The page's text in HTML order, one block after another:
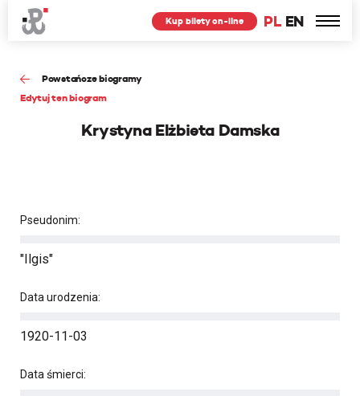
PL EN
Kup bilety on-line
Powstańcze biogramy
Edytuj ten biogram
Krystyna Elżbieta Damska
Pseudonim:
"Ilgis"
Data urodzenia:
1920-11-03
Data śmierci: